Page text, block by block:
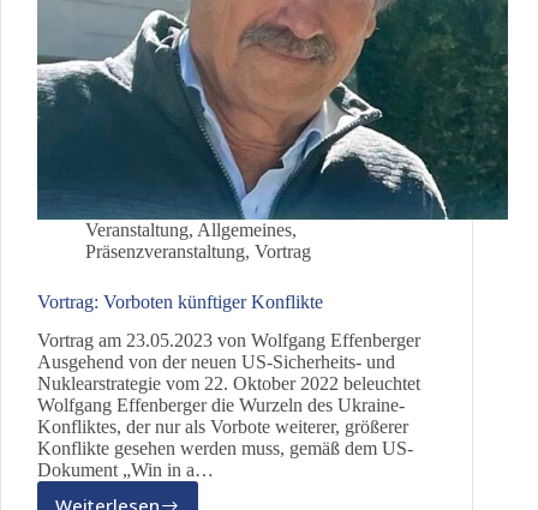
Veranstaltung, Allgemeines,
Präsenzveranstaltung, Vortrag
Vortrag: Vorboten künftiger Konflikte
Vortrag am 23.05.2023 von Wolfgang Effenberger
Ausgehend von der neuen US-Sicherheits- und
Nuklearstrategie vom 22. Oktober 2022 beleuchtet
Wolfgang Effenberger die Wurzeln des Ukraine-
Konfliktes, der nur als Vorbote weiterer, größerer
Konflikte gesehen werden muss, gemäß dem US-
Dokument „Win in a…